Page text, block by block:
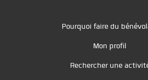
Pourquoi faire du
Mon profil
Rechercher une